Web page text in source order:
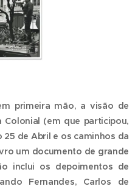
primeira mão, a visão de
Colonial (em que participou,
25 de Abril e os caminhos da
um documento de grande
inclui os depoimentos de
Fernandes, Carlos de